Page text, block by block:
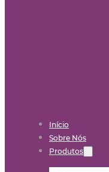
Início
Sobre Nós
Produtos